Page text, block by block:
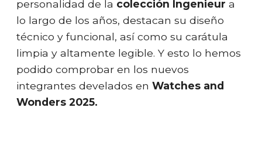
personalidad de la colección Ingenieur a
lo largo de los años, destacan su diseño
técnico y funcional, así como su carátula
limpia y altamente legible. Y esto lo hemos
podido comprobar en los nuevos
integrantes develados en Watches and
Wonders 2025.